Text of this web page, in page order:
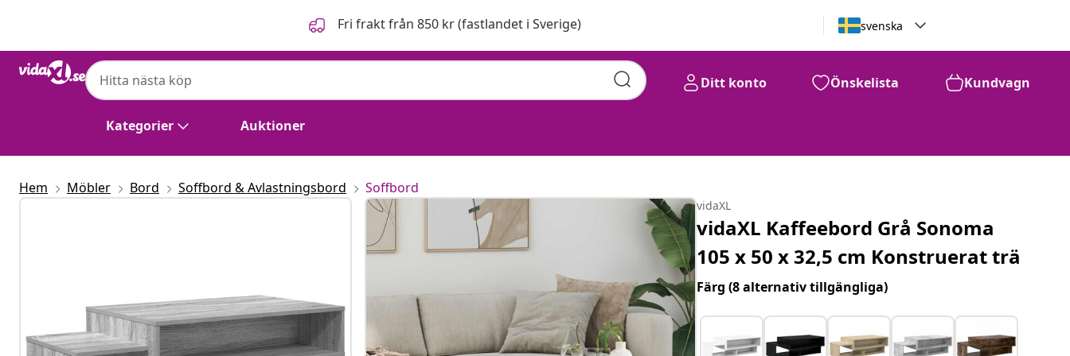
Fri frakt från 850 kr (fastlandet i Sverige) svenska
Kategorier Auktioner
Ditt konto Önskelista Kundvagn
Hem Möbler Bord Soffbord & Avlastningsbord Soffbord
vidaXL
vidaXL Kaffeebord Grå Sonoma
105 x 50 x 32,5 cm Konstruerat trä
Färg(8 alternativ tillgängliga)